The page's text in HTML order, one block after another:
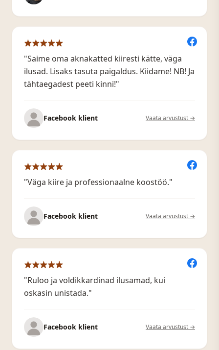
"Saime oma aknakatted kiiresti kätte, väga
ilusad. Lisaks tasuta paigaldus. Kiidame! NB! Ja
tähtaegadest peeti kinni!"
Facebook klient Vaata arvustust →
"Väga kiire ja professionaalne koostöö."
Facebook klient Vaata arvustust →
"Ruloo ja voldikkardinad ilusamad, kui
oskasin unistada."
Facebook klient Vaata arvustust →